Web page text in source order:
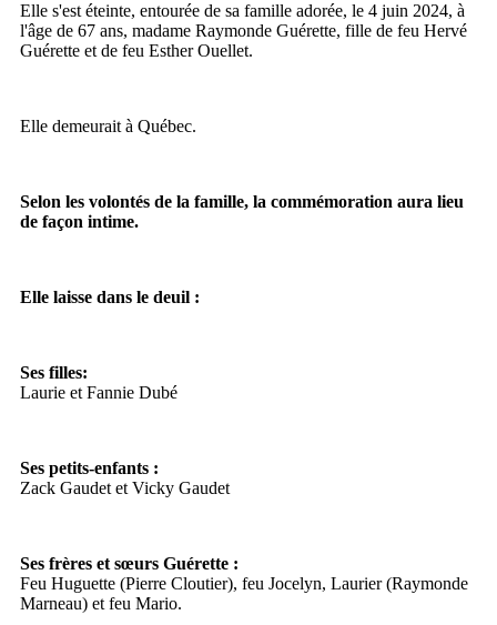
Elle s'est éteinte, entourée de sa famille adorée, le 4 juin 2024, à
l'âge de 67 ans, madame Raymonde Guérette, fille de feu Hervé
Guérette et de feu Esther Ouellet.
Elle demeurait à Québec.
Selon les volontés de la famille, la commémoration aura lieu
de façon intime.
Elle laisse dans le deuil :
Ses filles:
Laurie et Fannie Dubé
Ses petits-enfants :
Zack Gaudet et Vicky Gaudet
Ses frères et sœurs Guérette :
Feu Huguette (Pierre Cloutier), feu Jocelyn, Laurier (Raymonde
Marneau) et feu Mario.